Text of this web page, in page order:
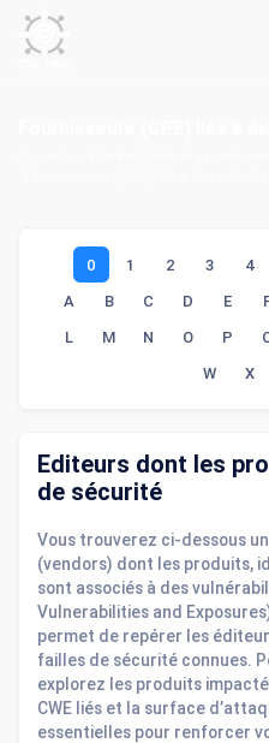
0 1 2 3 4
A
B C D E
L
M N O P
W
X
Editeurs dont les
de sécurité
Vous trouverez ci-dessous
(vendors) dont les produits,
sont associés à des
Vulnerabilities and
permet de repérer les
failles de sécurité connues.
explorez les produits
CWE liés et la surface
essentielles pour renforcer